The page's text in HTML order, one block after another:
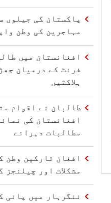
مہاجرین کی وطن
افغانستان میں
فرنٹ کے درمیان
ہلاکتیں
طالبان نے اقوام
افغانستان کی
مطالبات دہرائے
افغان تارکین وطن
مشکلات اور چیلنجز
ننگرہار میں پانی